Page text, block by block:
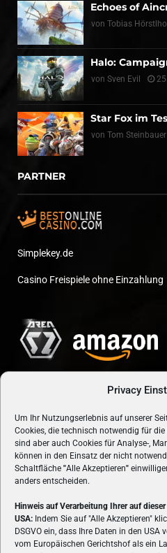
Privacy
Um Ihr Nutzungserlebnis auf unserer
Cookies, die technisch notwendig für
sind aber auch Cookies für Analyse-,
können in den Einsatz der nicht
Schaltfläche "Alle Akzeptieren"
anders entscheiden.
Hinweis auf Verarbeitung Ihrer auf
USA: Indem Sie auf "Alle Akzeptieren"
DSGVO ein, dass Ihre Daten in den USA
vom Europäischen Gerichtshof als ein
Echoes of
von Tobias
Halo:
von Sven Evil
Star Fox im
von Tom Steinbauer
PARTNER
Simplekey.de
Casino Freispiele ohne Einzahlung
ÜBER
VON GAMERN, FÜR GAMER!
Spielemagazin Österreichs und